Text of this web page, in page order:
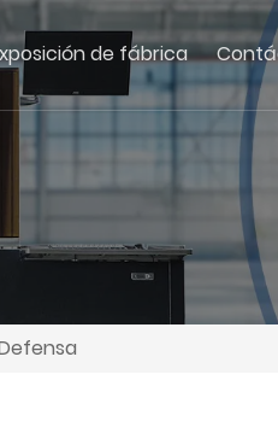
de fábrica